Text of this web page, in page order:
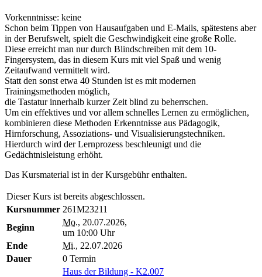
Vorkenntnisse: keine
Schon beim Tippen von Hausaufgaben und E-Mails, spätestens aber
in der Berufswelt, spielt die Geschwindigkeit eine große Rolle.
Diese erreicht man nur durch Blindschreiben mit dem 10-
Fingersystem, das in diesem Kurs mit viel Spaß und wenig
Zeitaufwand vermittelt wird.
Statt den sonst etwa 40 Stunden ist es mit modernen
Trainingsmethoden möglich,
die Tastatur innerhalb kurzer Zeit blind zu beherrschen.
Um ein effektives und vor allem schnelles Lernen zu ermöglichen,
kombinieren diese Methoden Erkenntnisse aus Pädagogik,
Hirnforschung, Assoziations- und Visualisierungstechniken.
Hierdurch wird der Lernprozess beschleunigt und die
Gedächtnisleistung erhöht.
Das Kursmaterial ist in der Kursgebühr enthalten.
Dieser Kurs ist bereits abgeschlossen.
Kursnummer 261M23211
Beginn
Mo., 20.07.2026,
um 10:00 Uhr
Ende
Mi., 22.07.2026
Dauer
0 Termin
Haus der Bildung - K2.007